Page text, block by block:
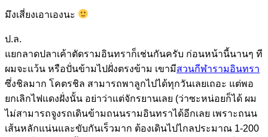
มึงเสี่ยงเอาเองนะ
ป.ล.
แยกลาดปลาเค้าตัดรามอินทราก็เช่นกันครับ ก่อนหน้านี้นานๆ ที
ผมจะแว้น หรือปั่นข้ามไปฝั่งตรงข้าม เขามีสวนกีฬารามอินทรา
ซึ่งชิลมาก โคตรชิล สามารถพาลูกไปได้ทุกวันเลยเถอะ แต่พอ
ยกเลิกไฟแดงฝั่งนั้น อย่าว่าแต่จักรยานเลย (ว่าซะหน่อยก็ได้ ผม
ไม่สามารถจูงรถเดินข้ามถนนรามอินทราได้อีกเลย เพราะถนน
เส้นหลักแน่นและขับกันเร็วมาก ต้องเดินไปไกลประมาณ 1-200